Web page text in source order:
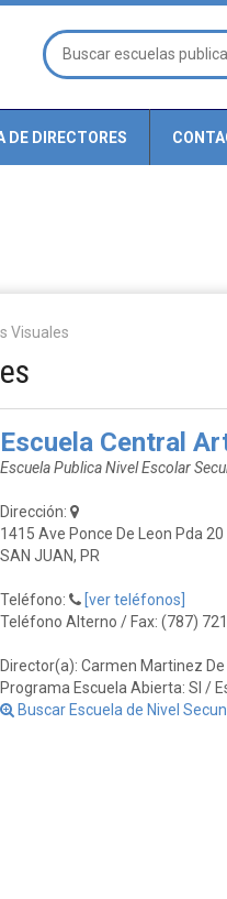
DE DIRECTORES
Visuales
Escuela Central
Escuela Publica Nivel Escolar
Dirección:
1415 Ave Ponce De Leon Pda 20
SAN JUAN, PR
Teléfono:
[ver teléfonos]
Teléfono Alterno / Fax: (787)
Director(a): Carmen Martinez De
Programa Escuela Abierta: SI /
Buscar Escuela de Nivel